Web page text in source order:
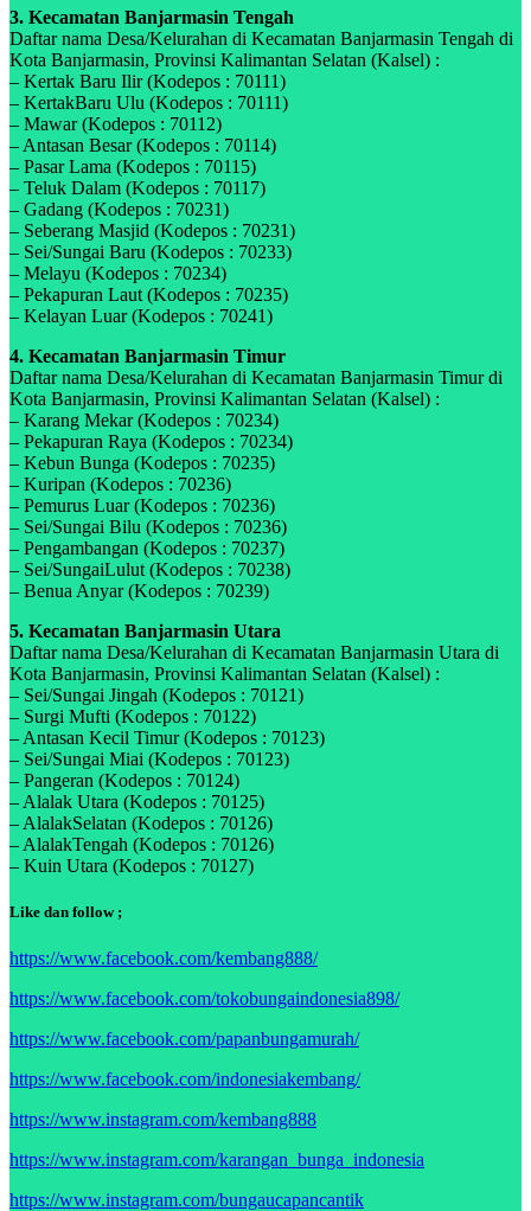
3. Kecamatan Banjarmasin Tengah
Daftar nama Desa/Kelurahan di Kecamatan Banjarmasin Tengah di
Kota Banjarmasin, Provinsi Kalimantan Selatan (Kalsel) :
– Kertak Baru Ilir (Kodepos : 70111)
– KertakBaru Ulu (Kodepos : 70111)
– Mawar (Kodepos : 70112)
– Antasan Besar (Kodepos : 70114)
– Pasar Lama (Kodepos : 70115)
– Teluk Dalam (Kodepos : 70117)
– Gadang (Kodepos : 70231)
– Seberang Masjid (Kodepos : 70231)
– Sei/Sungai Baru (Kodepos : 70233)
– Melayu (Kodepos : 70234)
– Pekapuran Laut (Kodepos : 70235)
– Kelayan Luar (Kodepos : 70241)
4. Kecamatan Banjarmasin Timur
Daftar nama Desa/Kelurahan di Kecamatan Banjarmasin Timur di
Kota Banjarmasin, Provinsi Kalimantan Selatan (Kalsel) :
– Karang Mekar (Kodepos : 70234)
– Pekapuran Raya (Kodepos : 70234)
– Kebun Bunga (Kodepos : 70235)
– Kuripan (Kodepos : 70236)
– Pemurus Luar (Kodepos : 70236)
– Sei/Sungai Bilu (Kodepos : 70236)
– Pengambangan (Kodepos : 70237)
– Sei/SungaiLulut (Kodepos : 70238)
– Benua Anyar (Kodepos : 70239)
5. Kecamatan Banjarmasin Utara
Daftar nama Desa/Kelurahan di Kecamatan Banjarmasin Utara di
Kota Banjarmasin, Provinsi Kalimantan Selatan (Kalsel) :
– Sei/Sungai Jingah (Kodepos : 70121)
– Surgi Mufti (Kodepos : 70122)
– Antasan Kecil Timur (Kodepos : 70123)
– Sei/Sungai Miai (Kodepos : 70123)
– Pangeran (Kodepos : 70124)
– Alalak Utara (Kodepos : 70125)
– AlalakSelatan (Kodepos : 70126)
– AlalakTengah (Kodepos : 70126)
– Kuin Utara (Kodepos : 70127)
Like dan follow ;
https://www.facebook.com/kembang888/
https://www.facebook.com/tokobungaindonesia898/
https://www.facebook.com/papanbungamurah/
https://www.facebook.com/indonesiakembang/
https://www.instagram.com/kembang888
https://www.instagram.com/karangan_bunga_indonesia
https://www.instagram.com/bungaucapancantik